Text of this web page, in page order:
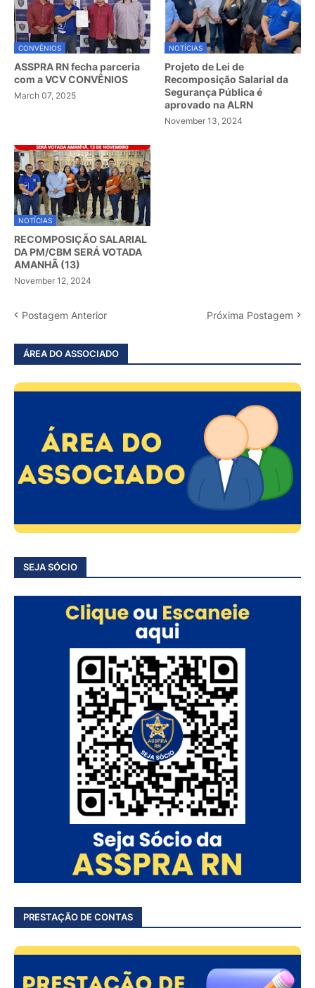
CONVÊNIOS
ASSPRA RN fecha parceria
com a VCV CONVÊNIOS
March 07, 2025
NOTÍCIAS
Projeto de Lei de
Recomposição Salarial da
Segurança Pública é
aprovado na ALRN
November 13, 2024
NOTÍCIAS
RECOMPOSIÇÃO SALARIAL
DA PM/CBM SERÁ VOTADA
AMANHÃ (13)
November 12, 2024
Postagem Anterior Próxima Postagem
ÁREA DO ASSOCIADO
SEJA SÓCIO
PRESTAÇÃO DE CONTAS